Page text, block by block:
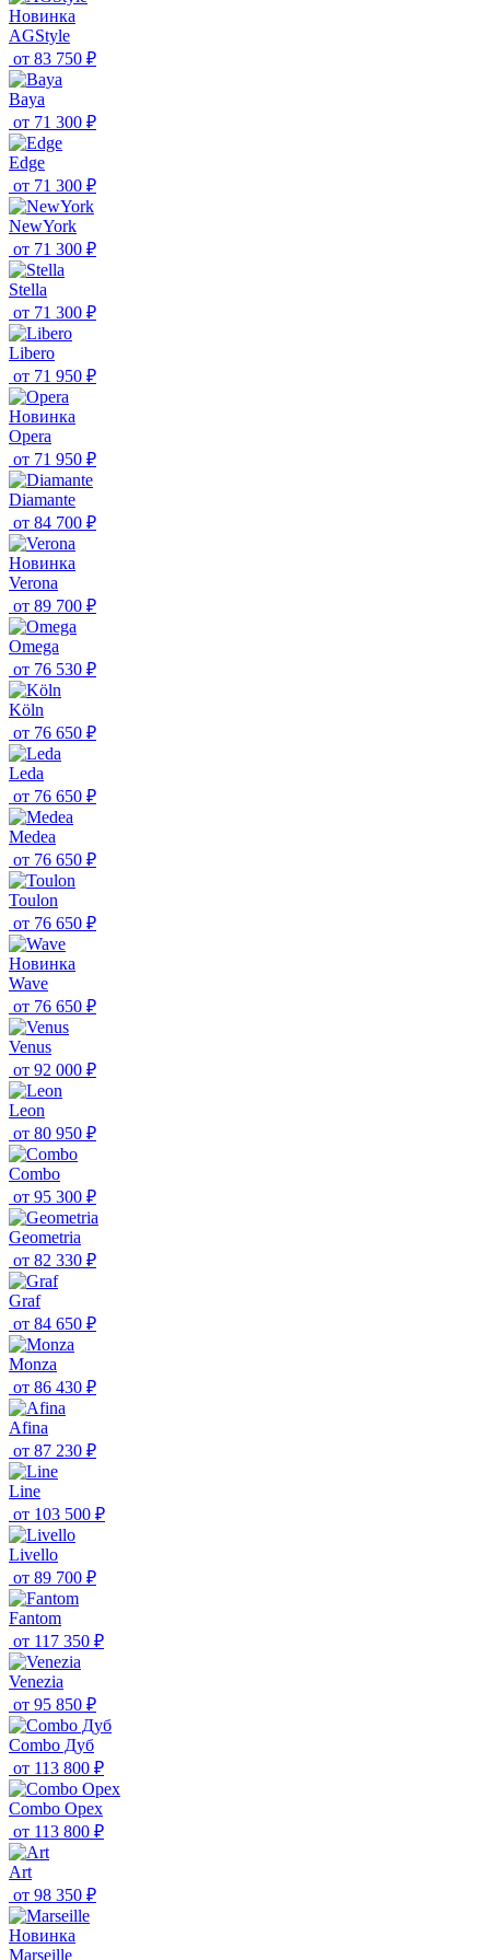
Новинка
AGStyle
от 83 750 ₽
Baya
от 71 300 ₽
Edge
от 71 300 ₽
NewYork
от 71 300 ₽
Stella
от 71 300 ₽
Libero
от 71 950 ₽
Новинка
Opera
от 71 950 ₽
Diamante
от 84 700 ₽
Новинка
Verona
от 89 700 ₽
Omega
от 76 530 ₽
Köln
от 76 650 ₽
Leda
от 76 650 ₽
Medea
от 76 650 ₽
Toulon
от 76 650 ₽
Новинка
Wave
от 76 650 ₽
Venus
от 92 000 ₽
Leon
от 80 950 ₽
Combo
от 95 300 ₽
Geometria
от 82 330 ₽
Graf
от 84 650 ₽
Monza
от 86 430 ₽
Afina
от 87 230 ₽
Line
от 103 500 ₽
Livello
от 89 700 ₽
Fantom
от 117 350 ₽
Venezia
от 95 850 ₽
Combo Дуб
от 113 800 ₽
Combo Орех
от 113 800 ₽
Art
от 98 350 ₽
Новинка
Marseille